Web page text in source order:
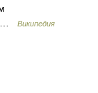
…
Википедия